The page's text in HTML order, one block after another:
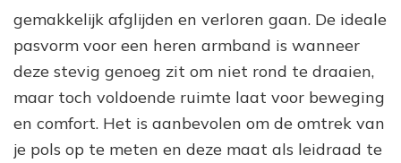
gemakkelijk afglijden en verloren gaan. De ideale
pasvorm voor een heren armband is wanneer
deze stevig genoeg zit om niet rond te draaien,
maar toch voldoende ruimte laat voor beweging
en comfort. Het is aanbevolen om de omtrek van
je pols op te meten en deze maat als leidraad te